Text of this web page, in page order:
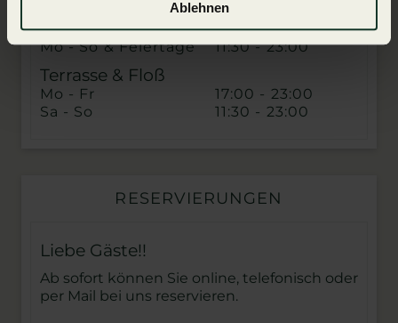
Ablehnen
Gastraum & Promenade
Mo - So & Feiertage 11:30 - 23:00
Terrasse & Floß
Mo - Fr
Sa - So
17:00 - 23:00
11:30 - 23:00
RESERVIERUNGEN
Liebe Gäste!!
Ab sofort können Sie online, telefonisch oder
per Mail bei uns reservieren.